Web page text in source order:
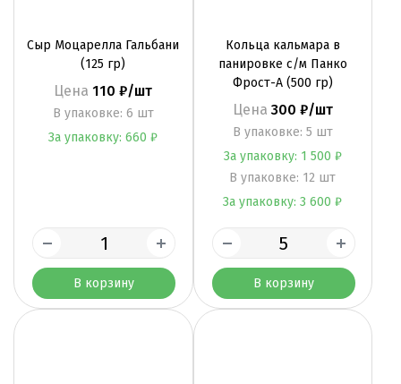
Сыр Моцарелла Гальбани
(125 гр)
Цена 110 ₽/шт
B упаковке: 6 шт
За упаковку: 660 ₽
В корзину
Кольца кальмара в
панировке с/м Панко
Фрост-А (500 гр)
Цена 300 ₽/шт
B упаковке: 5 шт
За упаковку: 1 500 ₽
B упаковке: 12 шт
За упаковку: 3 600 ₽
В корзину